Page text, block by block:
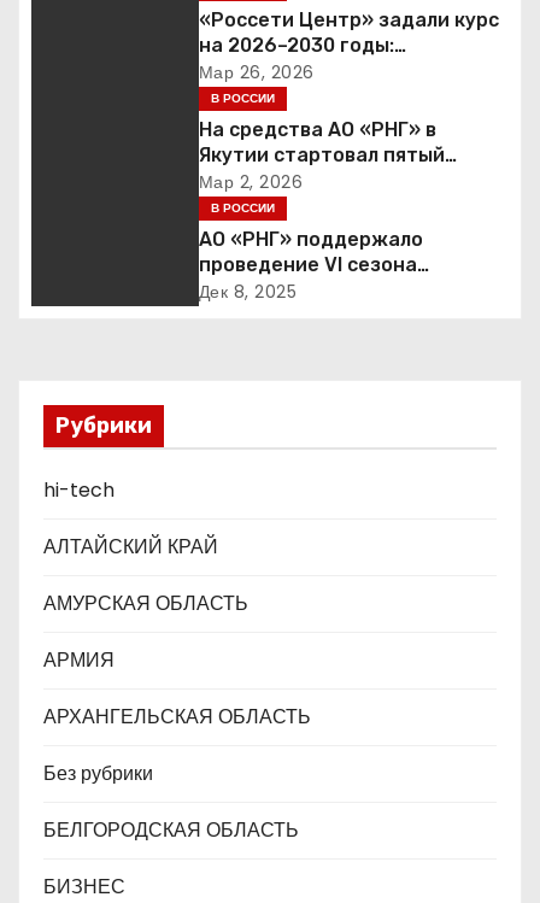
п
м
«Россети Центр» задали курс
на 2026–2030 годы:
инвестиции в надежность и
сбалансированная
финансовая политика
Мар 26, 2026
В РОССИИ
На средства АО «РНГ» в
Якутии стартовал пятый
юбилейный конкурс в сфере
образования
Мар 2, 2026
В РОССИИ
АО «РНГ» поддержало
проведение VI сезона
международной детско-
Дек 8, 2025
Рубрики
hi-tech
АЛТАЙСКИЙ КРАЙ
АМУРСКАЯ ОБЛАСТЬ
АРМИЯ
АРХАНГЕЛЬСКАЯ ОБЛАСТЬ
Без рубрики
БЕЛГОРОДСКАЯ ОБЛАСТЬ
БИЗНЕС